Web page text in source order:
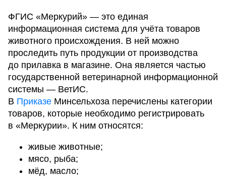
ФГИС «Меркурий» — это единая
информационная система для учёта товаров
животного происхождения. В ней можно
проследить путь продукции от производства
до прилавка в магазине. Она является частью
государственной ветеринарной информационной
системы — ВетИС.
В Приказе Минсельхоза перечислены категории
товаров, которые необходимо регистрировать
в «Меркурии». К ним относятся:
живые животные;
мясо, рыба;
мёд, масло;